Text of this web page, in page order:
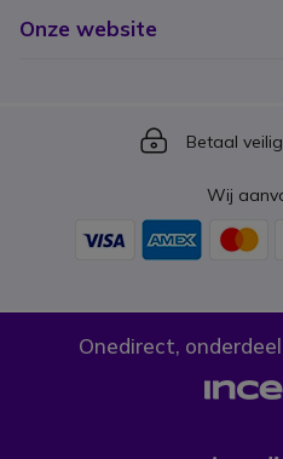
Onze website
Icon
Betaal
Wij
Onedirect,